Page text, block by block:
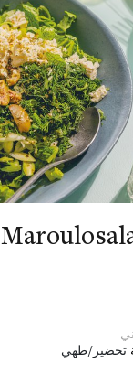
تحضير/طهي